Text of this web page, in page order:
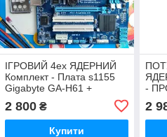
ІГРОВИЙ 4ех ЯДЕРНИЙ
Комплект - Плата s1155
Gigabyte GA-H61 +
ПРОЦЕСОР INTEL CORE
I5-3550 ( 4 по 3,3 Ghz )
2 800₴
Купити
-
GA-
2